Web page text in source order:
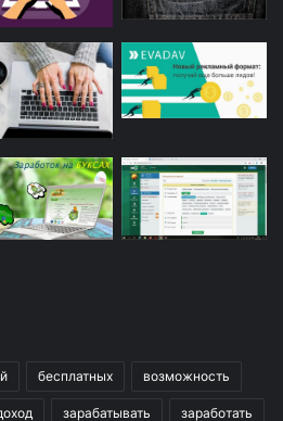
бесплатных возможность
зарабатывать заработать